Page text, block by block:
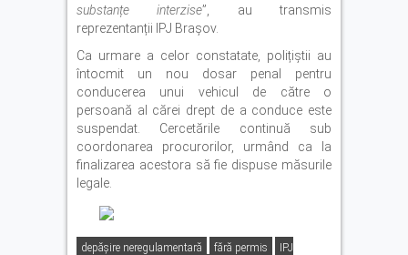
substanțe interzise”, au transmis
reprezentanții IPJ Brașov.
Ca urmare a celor constatate, polițiștii au
întocmit un nou dosar penal pentru
conducerea unui vehicul de către o
persoană al cărei drept de a conduce este
suspendat. Cercetările continuă sub
coordonarea procurorilor, urmând ca la
finalizarea acestora să fie dispuse măsurile
legale.
depăşire neregulamentară fără permis
IPJ